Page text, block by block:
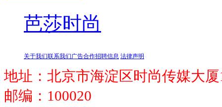
芭莎时尚
关于我们联系我们广告合作招聘信息 法律声明
地址：北京市海淀区时尚传媒大厦
邮编：100020